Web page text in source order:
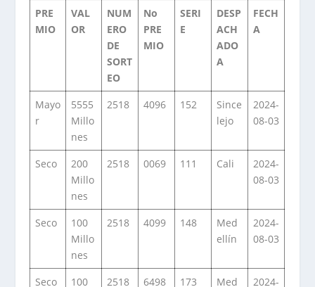
PRE
MIO
VAL
OR
NUM
ERO
DE
SORT
EO
No
PRE
MIO
SERI
E
DESP
ACH
ADO
A
FECH
A
Mayo
r
5555
Millo
nes
2518 4096 152
Since
lejo
2024-
08-03
Seco
200
Millo
nes
2518 0069 111 Cali
2024-
08-03
Seco
100
Millo
nes
2518 4099 148
Med
ellín
2024-
08-03
Seco
100
2518 6498 173
Med
2024-